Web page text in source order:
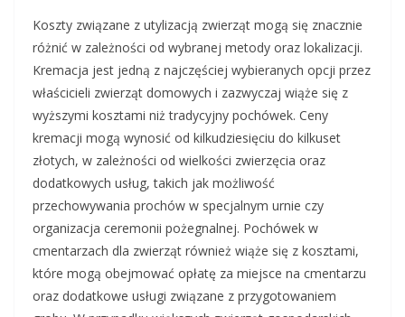
Koszty związane z utylizacją zwierząt mogą się znacznie
różnić w zależności od wybranej metody oraz lokalizacji.
Kremacja jest jedną z najczęściej wybieranych opcji przez
właścicieli zwierząt domowych i zazwyczaj wiąże się z
wyższymi kosztami niż tradycyjny pochówek. Ceny
kremacji mogą wynosić od kilkudziesięciu do kilkuset
złotych, w zależności od wielkości zwierzęcia oraz
dodatkowych usług, takich jak możliwość
przechowywania prochów w specjalnym urnie czy
organizacja ceremonii pożegnalnej. Pochówek w
cmentarzach dla zwierząt również wiąże się z kosztami,
które mogą obejmować opłatę za miejsce na cmentarzu
oraz dodatkowe usługi związane z przygotowaniem